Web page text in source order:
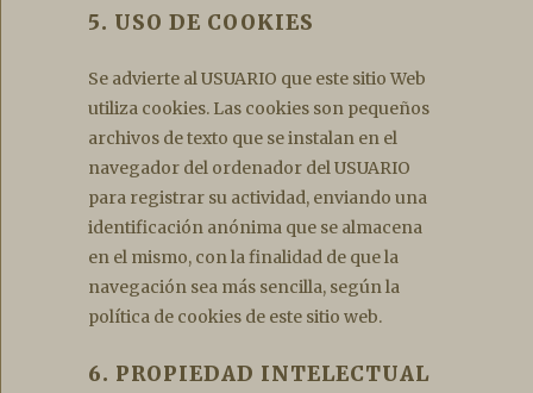
5. USO DE COOKIES
Se advierte al USUARIO que este sitio Web
utiliza cookies. Las cookies son pequeños
archivos de texto que se instalan en el
navegador del ordenador del USUARIO
para registrar su actividad, enviando una
identificación anónima que se almacena
en el mismo, con la finalidad de que la
navegación sea más sencilla, según la
política de cookies de este sitio web.
6. PROPIEDAD INTELECTUAL